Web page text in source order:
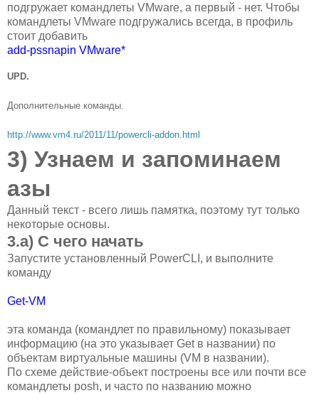
подгружает командлеты VMware, а первый - нет. Чтобы
командлеты VMware подгружались всегда, в профиль
стоит добавить
add-pssnapin VMware*
UPD.
Дополнительные команды.
http://www.vm4.ru/2011/11/powercli-addon.html
3) Узнаем и запоминаем
азы
Данный текст - всего лишь памятка, поэтому тут только
некоторые основы.
3.а) С чего начать
Запустите установленный PowerCLI, и выполните
команду
Get-VM
эта команда (командлет по правильному) показывает
информацию (на это указывает Get в названии) по
объектам виртуальные машины (VM в названии).
По схеме действие-объект построены все или почти все
командлеты posh, и часто по названию можно